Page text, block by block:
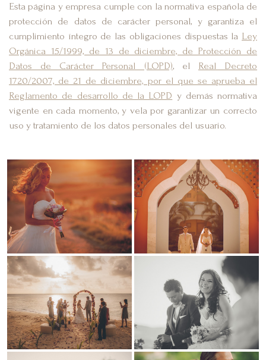
Esta página y empresa cumple con la normativa española de
protección de datos de carácter personal, y garantiza el
cumplimiento íntegro de las obligaciones dispuestas la Ley
Orgánica 15/1999, de 13 de diciembre, de Protección de
Datos de Carácter Personal (LOPD), el Real Decreto
1720/2007, de 21 de diciembre, por el que se aprueba el
Reglamento de desarrollo de la LOPD y demás normativa
vigente en cada momento, y vela por garantizar un correcto
uso y tratamiento de los datos personales del usuario.